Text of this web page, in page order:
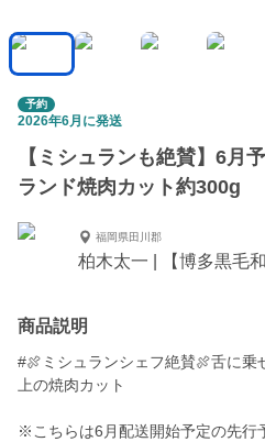
予約
2026年6月に発送
【ミシュランも絶賛】6月
ランド焼肉カット約300g
福岡県田川郡
柏木太一 | 【博多黒毛
商品説明
#🍖ミシュランシェフ絶賛🍖舌に
上の焼肉カット
※こちらは6月配送開始予定の先行